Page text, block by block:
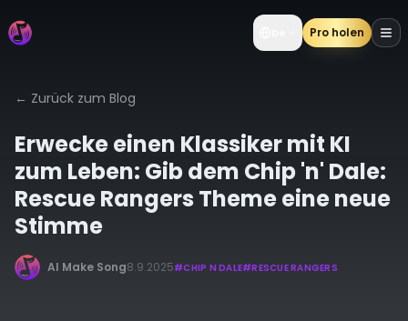
Pro holen
← Zurück zum Blog
Erwecke einen Klassiker mit KI
zum Leben: Gib dem Chip 'n' Dale:
Rescue Rangers Theme eine neue
Stimme
AI Make Song8.9.2025#CHIP N DALE#RESCUE RANGERS